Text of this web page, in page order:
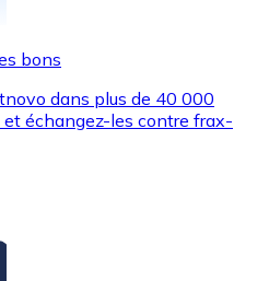
bons
dans plus de 40 000
échangez-les contre frax-